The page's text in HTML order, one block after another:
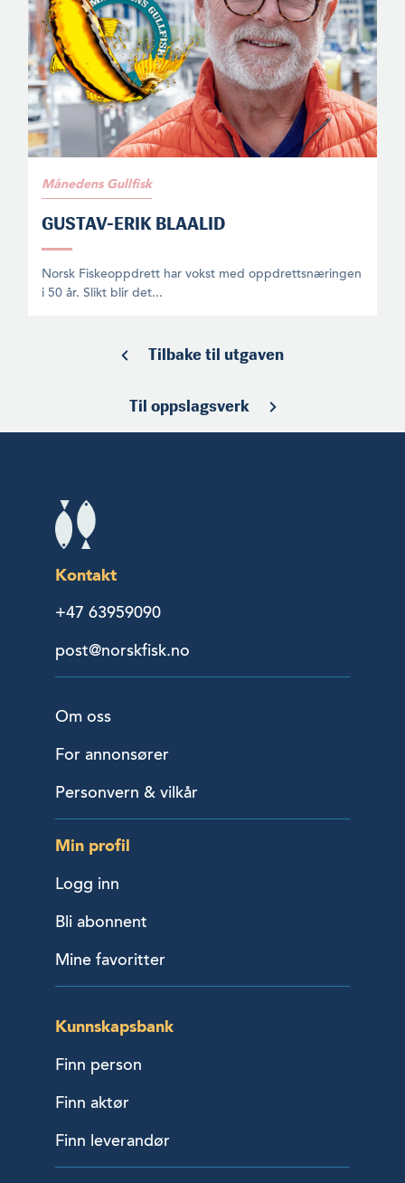
Månedens Gullfisk
GUSTAV-ERIK BLAALID
Norsk Fiskeoppdrett har vokst med oppdrettsnæringen
i 50 år. Slikt blir det...
Tilbake til utgaven
Til oppslagsverk
Kontakt
+47 63959090
post@norskfisk.no
Om oss
For annonsører
Personvern & vilkår
Min profil
Logg inn
Bli abonnent
Mine favoritter
Kunnskapsbank
Finn person
Finn aktør
Finn leverandør